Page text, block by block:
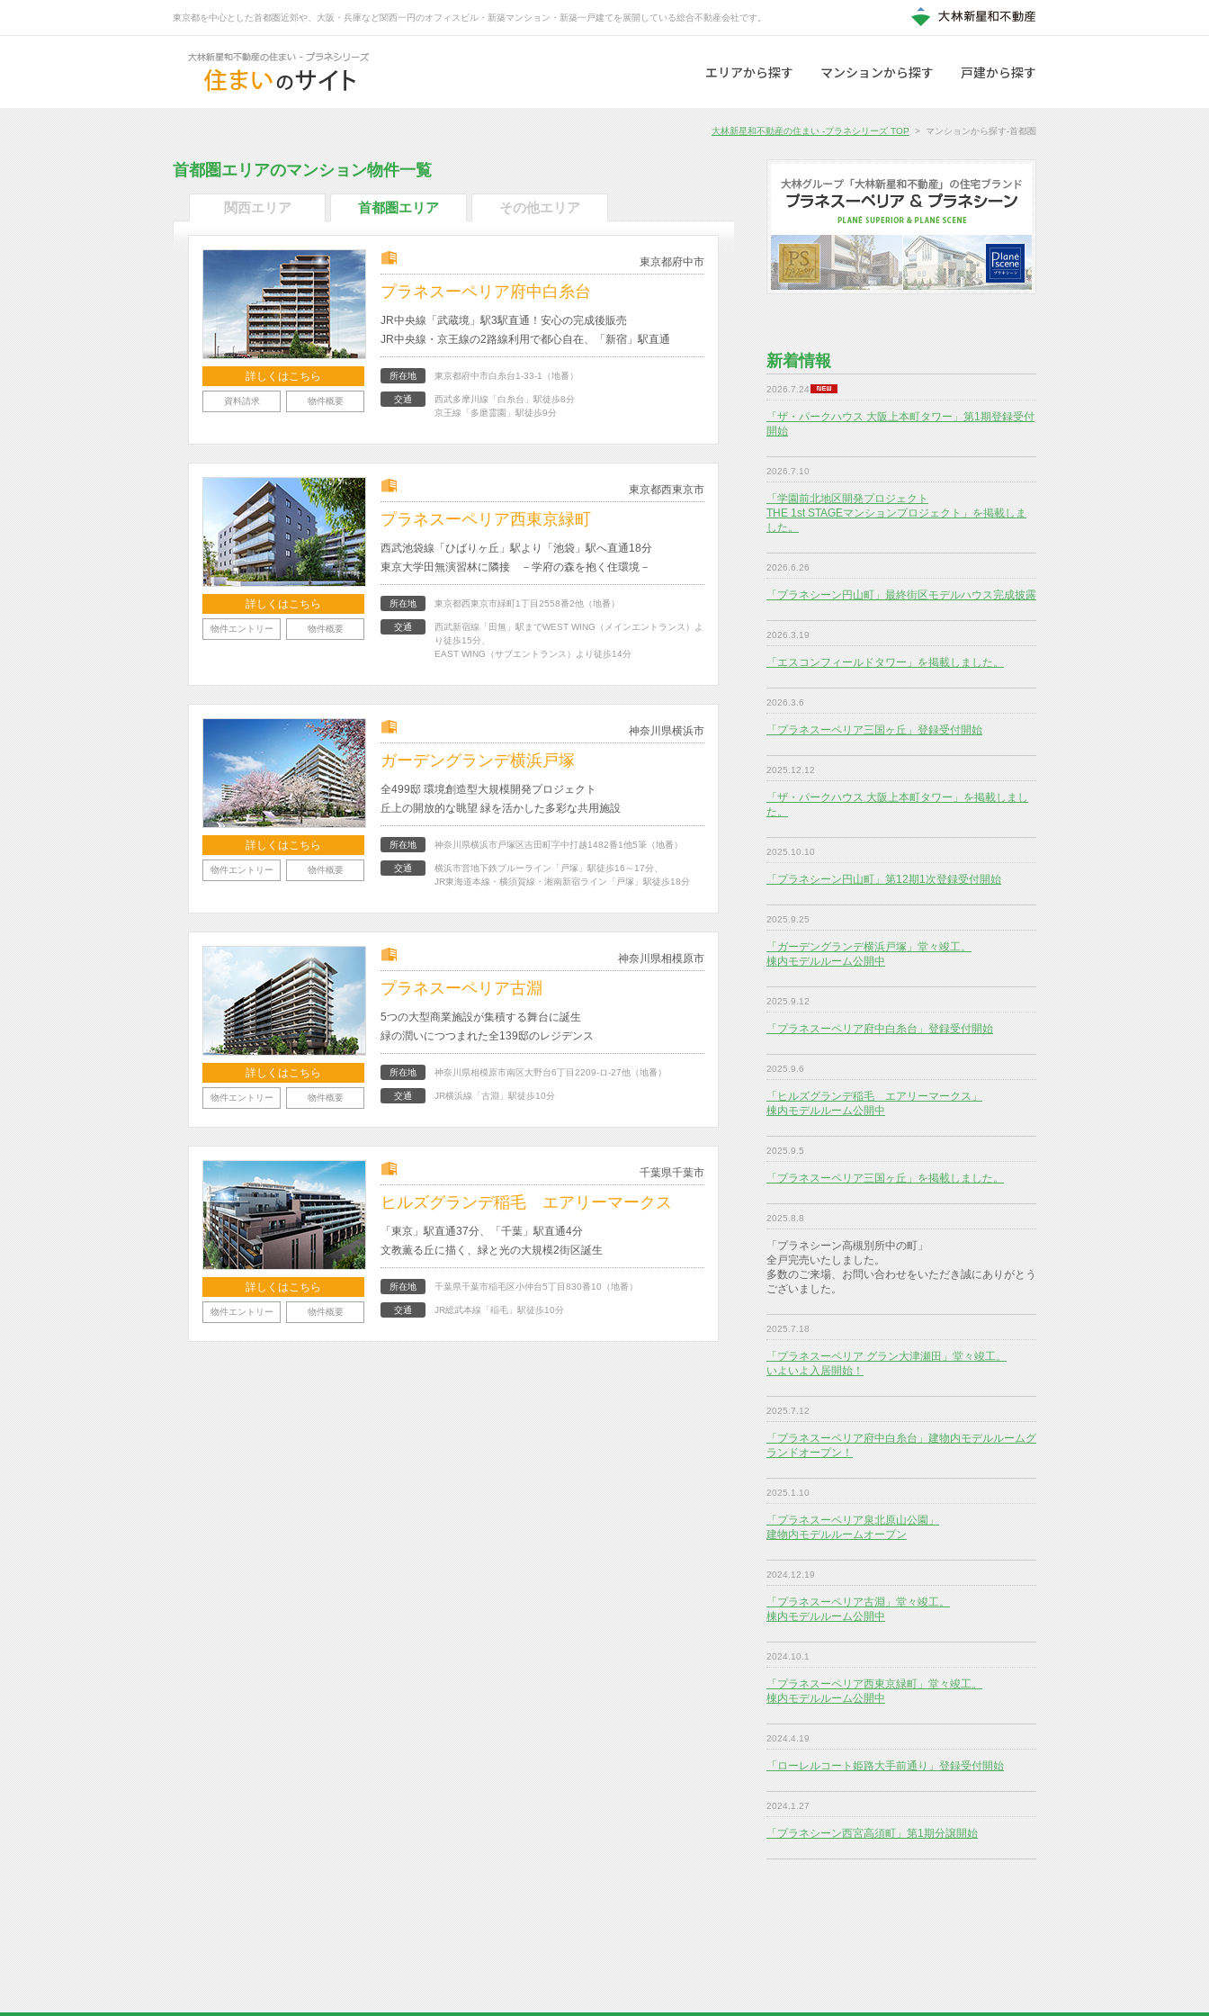
東京都を中心とした首都圏近郊や、大阪・兵庫など関西一円のオフィスビル・新築マンション・新築一戸建てを展開している総合不動産会社です。
エリアから探す マンションから探す 戸建から探す
マンションから探す-首都圏
大林新星和不動産の住まい -プラネシリーズ TOP >
首都圏エリアのマンション物件一覧
その他エリア
首都圏エリア
関西エリア
詳しくはこちら
資料請求 物件概要
東京都府中市
プラネスーペリア府中白糸台
JR中央線「武蔵境」駅3駅直通！安心の完成後販売
JR中央線・京王線の2路線利用で都心自在、「新宿」駅直通
所在地 東京都府中市白糸台1-33-1（地番）
交通
西武多摩川線「白糸台」駅徒歩8分
京王線「多磨霊園」駅徒歩9分
詳しくはこちら
物件エントリー 物件概要
東京都西東京市
プラネスーペリア西東京緑町
西武池袋線「ひばりヶ丘」駅より「池袋」駅へ直通18分
東京大学田無演習林に隣接 －学府の森を抱く住環境－
所在地 東京都西東京市緑町1丁目2558番2他（地番）
交通
西武新宿線「田無」駅までWEST WING（メインエントランス）よ
り徒歩15分、
EAST WING（サブエントランス）より徒歩14分
詳しくはこちら
物件エントリー 物件概要
神奈川県横浜市
ガーデングランデ横浜戸塚
全499邸 環境創造型大規模開発プロジェクト
丘上の開放的な眺望 緑を活かした多彩な共用施設
所在地 神奈川県横浜市戸塚区吉田町字中打越1482番1他5筆（地番）
交通
横浜市営地下鉄ブルーライン「戸塚」駅徒歩16～17分、
JR東海道本線・横須賀線・湘南新宿ライン「戸塚」駅徒歩18分
詳しくはこちら
物件エントリー 物件概要
神奈川県相模原市
プラネスーペリア古淵
5つの大型商業施設が集積する舞台に誕生
緑の潤いにつつまれた全139邸のレジデンス
所在地 神奈川県相模原市南区大野台6丁目2209-ロ-27他（地番）
交通 JR横浜線「古淵」駅徒歩10分
詳しくはこちら
物件エントリー 物件概要
千葉県千葉市
ヒルズグランデ稲毛 エアリーマークス
「東京」駅直通37分、「千葉」駅直通4分
文教薫る丘に描く、緑と光の大規模2街区誕生
所在地 千葉県千葉市稲毛区小仲台5丁目830番10（地番）
交通 JR総武本線「稲毛」駅徒歩10分
新着情報
2026.7.24
「ザ・パークハウス 大阪上本町タワー」第1期登録受付
開始
2026.7.10
「学園前北地区開発プロジェクト
THE 1st STAGEマンションプロジェクト」を掲載しま
した。
2026.6.26
「プラネシーン円山町」最終街区モデルハウス完成披露
2026.3.19
「エスコンフィールドタワー」を掲載しました。
2026.3.6
「プラネスーペリア三国ヶ丘」登録受付開始
2025.12.12
「ザ・パークハウス 大阪上本町タワー」を掲載しまし
た。
2025.10.10
「プラネシーン円山町」第12期1次登録受付開始
2025.9.25
「ガーデングランデ横浜戸塚」堂々竣工。
棟内モデルルーム公開中
2025.9.12
「プラネスーペリア府中白糸台」登録受付開始
2025.9.6
「ヒルズグランデ稲毛 エアリーマークス」
棟内モデルルーム公開中
2025.9.5
「プラネスーペリア三国ヶ丘」を掲載しました。
2025.8.8
「プラネシーン高槻別所中の町」
全戸完売いたしました。
多数のご来場、お問い合わせをいただき誠にありがとう
ございました。
2025.7.18
「プラネスーペリア グラン大津瀬田」堂々竣工。
いよいよ入居開始！
2025.7.12
「プラネスーペリア府中白糸台」建物内モデルルームグ
ランドオープン！
2025.1.10
「プラネスーペリア泉北原山公園」
建物内モデルルームオープン
2024.12.19
「プラネスーペリア古淵」堂々竣工。
棟内モデルルーム公開中
2024.10.1
「プラネスーペリア西東京緑町」堂々竣工。
棟内モデルルーム公開中
2024.4.19
「ローレルコート姫路大手前通り」登録受付開始
2024.1.27
「プラネシーン西宮高須町」第1期分譲開始